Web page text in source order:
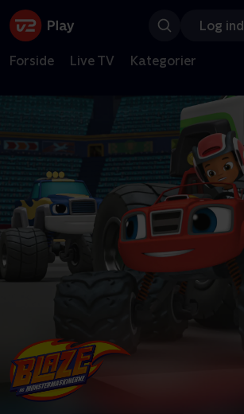
Log ind
Forside Live TV Kategorier